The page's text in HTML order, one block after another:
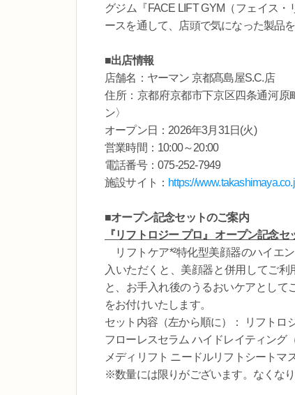
グジム『FACE LIFT GYM（フェイス
ースを通して、店頭で気になった製品
■出店情報
店舗名：ヤーマン 京都髙島屋S.C.店
住所：京都府京都市下京区四条通河原
ン〉
オープン日：2026年3月31日(火)
営業時間：10:00～20:00
電話番号：075-252-7949
施設サイト： https://
■オープン記念セットのご案内
『リフトロジー プロ』 オープン記念セ
リフトケア*²特化型美顔器のハイエ
入いただくと、美顔器と併用してご利
と、お手入れ後のうるおいケアとして
をお付けいたします。
セット内容（左から順に）： リフトロ
フローレスセラム ハイドレイティング（
メディリフト ニードルリフトシートマ
※数量には限りがございます。なくなり